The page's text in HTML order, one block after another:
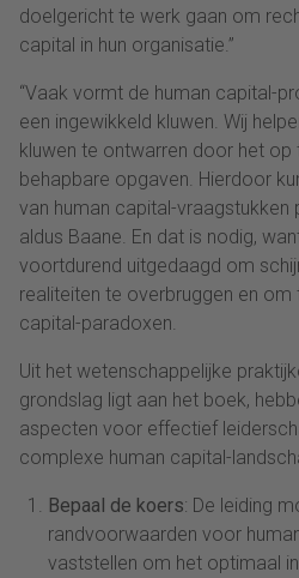
doelgericht te werk gaan om
capital in hun organisatie.”
“Vaak vormt de human capital-
een ingewikkeld kluwen. Wij
kluwen te ontwarren door het op
behapbare opgaven. Hierdoor
van human capital-vraagstukken
aldus Baane. En dat is nodig,
voortdurend uitgedaagd om
realiteiten te overbruggen en om
capital-paradoxen.
Uit het wetenschappelijke
grondslag ligt aan het boek,
aspecten voor effectief
complexe human capital-
Bepaal de koers: De leiding
randvoorwaarden voor
vaststellen om het optimaal